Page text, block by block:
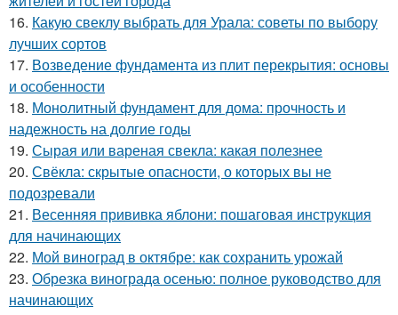
16. Какую свеклу выбрать для Урала: советы по выбору
лучших сортов
17. Возведение фундамента из плит перекрытия: основы
и особенности
18. Монолитный фундамент для дома: прочность и
надежность на долгие годы
19. Сырая или вареная свекла: какая полезнее
20. Свёкла: скрытые опасности, о которых вы не
подозревали
21. Весенняя прививка яблони: пошаговая инструкция
для начинающих
22. Мой виноград в октябре: как сохранить урожай
23. Обрезка винограда осенью: полное руководство для
начинающих